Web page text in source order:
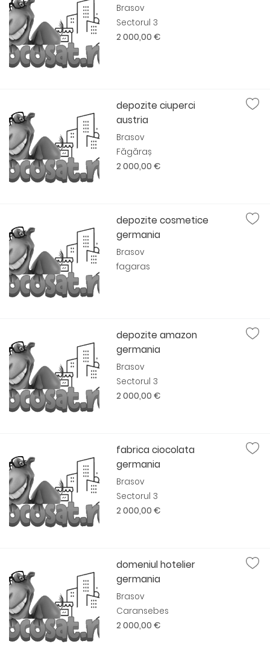
Brasov
Sectorul 3
2 000,00 €
depozite ciuperci
austria
Brasov
Făgăraș
2 000,00 €
depozite cosmetice
germania
Brasov
fagaras
depozite amazon
germania
Brasov
Sectorul 3
2 000,00 €
fabrica ciocolata
germania
Brasov
Sectorul 3
2 000,00 €
domeniul hotelier
germania
Brasov
Caransebes
2 000,00 €